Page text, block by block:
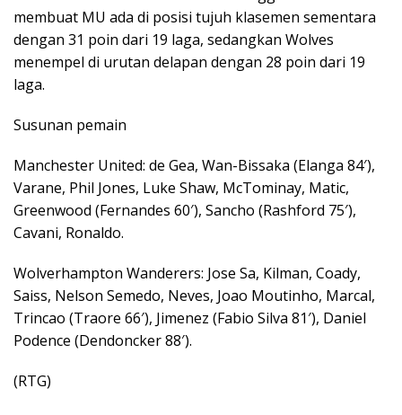
membuat MU ada di posisi tujuh klasemen sementara
dengan 31 poin dari 19 laga, sedangkan Wolves
menempel di urutan delapan dengan 28 poin dari 19
laga.
Susunan pemain
Manchester United: de Gea, Wan-Bissaka (Elanga 84′),
Varane, Phil Jones, Luke Shaw, McTominay, Matic,
Greenwood (Fernandes 60′), Sancho (Rashford 75′),
Cavani, Ronaldo.
Wolverhampton Wanderers: Jose Sa, Kilman, Coady,
Saiss, Nelson Semedo, Neves, Joao Moutinho, Marcal,
Trincao (Traore 66′), Jimenez (Fabio Silva 81′), Daniel
Podence (Dendoncker 88′).
(RTG)